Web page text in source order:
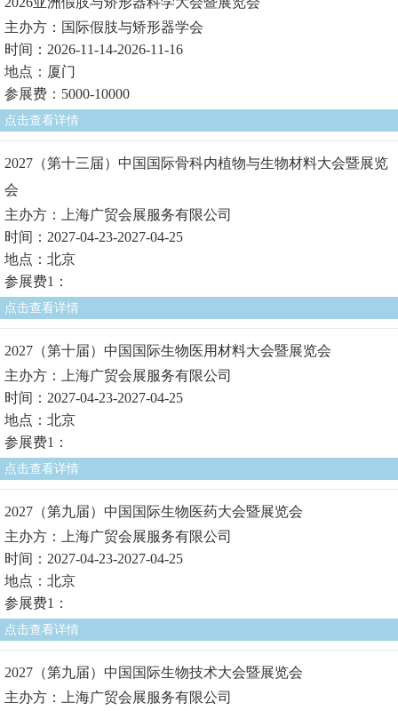
主办方：国际假肢与矫形器学会
时间：2026-11-14-2026-11-16
地点：厦门
参展费：5000-10000
点击查看详情
2027（第十三届）中国国际骨科内植物与生物材料大会暨展览
会
主办方：上海广贸会展服务有限公司
时间：2027-04-23-2027-04-25
地点：北京
参展费1：
点击查看详情
2027（第十届）中国国际生物医用材料大会暨展览会
主办方：上海广贸会展服务有限公司
时间：2027-04-23-2027-04-25
地点：北京
参展费1：
点击查看详情
2027（第九届）中国国际生物医药大会暨展览会
主办方：上海广贸会展服务有限公司
时间：2027-04-23-2027-04-25
地点：北京
参展费1：
点击查看详情
2027（第九届）中国国际生物技术大会暨展览会
主办方：上海广贸会展服务有限公司